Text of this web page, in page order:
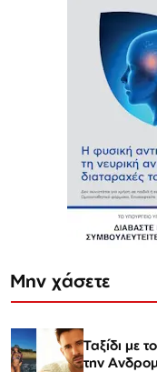
Μην χάσετε
Ταξίδι με
την